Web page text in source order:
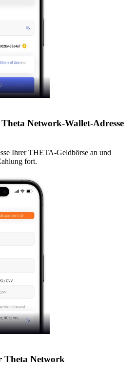
Network-Wallet-Adresse
Ihrer THETA-Geldbörse an und
fort.
Theta Network